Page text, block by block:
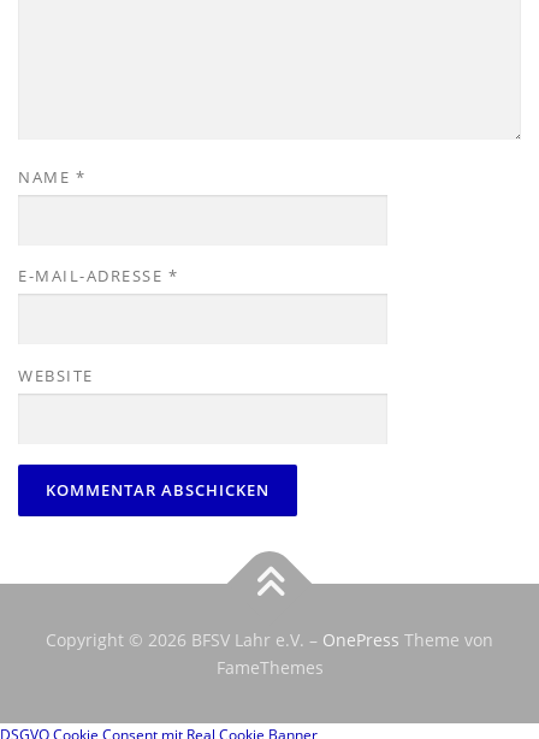
NAME *
E-MAIL-ADRESSE *
WEBSITE
Copyright © 2026 BFSV Lahr e.V. – OnePress Theme von
FameThemes
DSGVO Cookie Consent mit Real Cookie Banner